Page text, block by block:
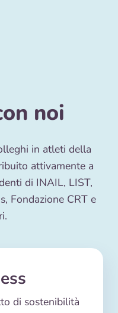
noi
in atleti della
attivamente a
di INAIL, LIST,
Fondazione CRT e
di sostenibilità